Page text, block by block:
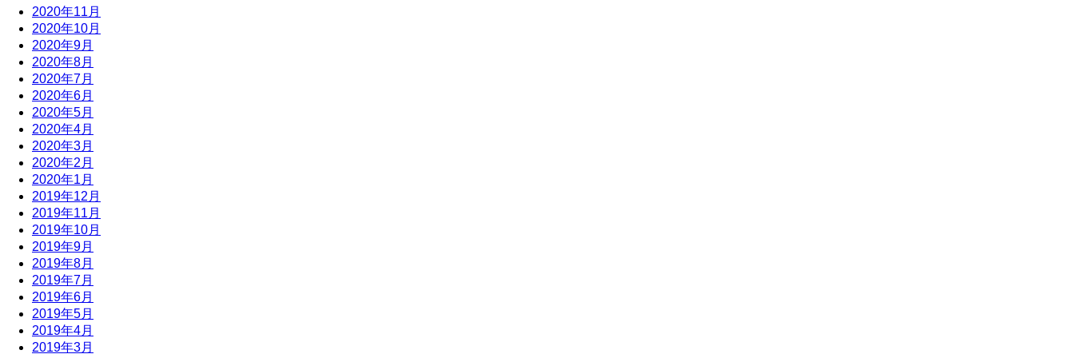
2020年11月
2020年10月
2020年9月
2020年8月
2020年7月
2020年6月
2020年5月
2020年4月
2020年3月
2020年2月
2020年1月
2019年12月
2019年11月
2019年10月
2019年9月
2019年8月
2019年7月
2019年6月
2019年5月
2019年4月
2019年3月